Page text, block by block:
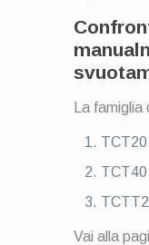
La
TCT20
TCT40
Vai alla